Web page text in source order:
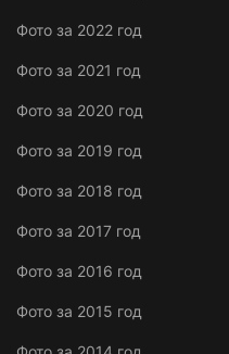
Фото за 2022 год
Фото за 2021 год
Фото за 2020 год
Фото за 2019 год
Фото за 2018 год
Фото за 2017 год
Фото за 2016 год
Фото за 2015 год